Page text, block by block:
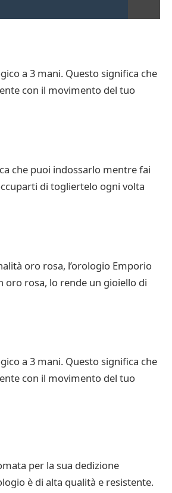
a 3 mani. Questo significa che
con il movimento del tuo
che puoi indossarlo mentre fai
di togliertelo ogni volta
oro rosa, l’orologio Emporio
oro rosa, lo rende un gioiello di
a 3 mani. Questo significa che
con il movimento del tuo
per la sua dedizione
è di alta qualità e resistente.